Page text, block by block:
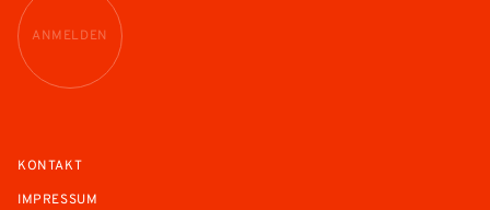
ANMELDEN
KONTAKT
IMPRESSUM